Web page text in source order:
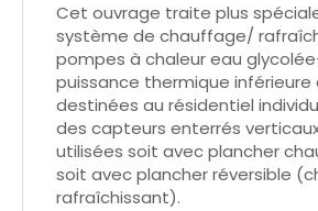
Cet ouvrage traite plus
système de chauffage/
pompes à chaleur eau
puissance thermique inférieure
destinées au résidentiel
des capteurs enterrés
utilisées soit avec plancher
soit avec plancher réversible
rafraîchissant).